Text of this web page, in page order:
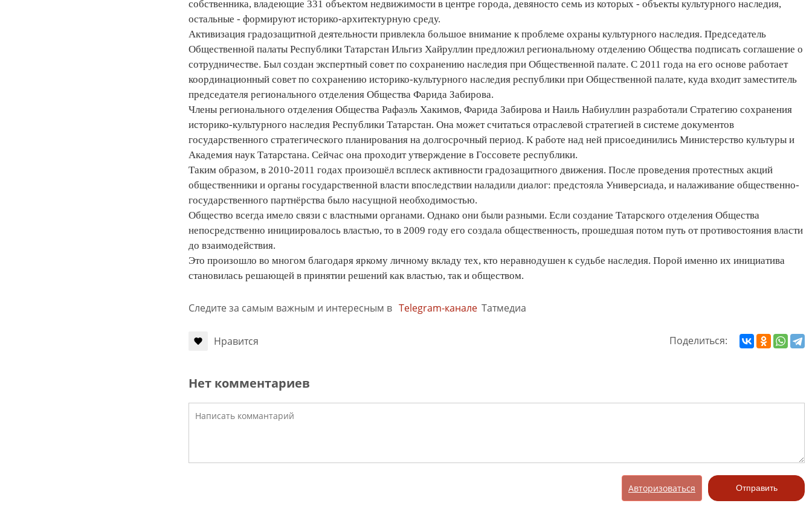
собственника, владеющие 331 объектом недвижимости в центре города, девяносто семь из которых - объекты культурного наследия,
остальные - формируют историко-архитектурную среду.
Активизация градозащитной деятельности привлекла большое внимание к проблеме охраны культурного наследия. Председатель
Общественной палаты Республики Татарстан Ильгиз Хайруллин предложил региональному отделению Общества подписать соглашение о
сотрудничестве. Был создан экспертный совет по сохранению наследия при Общественной палате. С 2011 года на его основе работает
координационный совет по сохранению историко-культурного наследия республики при Общественной палате, куда входит заместитель
председателя регионального отделения Общества Фарида Забирова.
Члены регионального отделения Общества Рафаэль Хакимов, Фарида Забирова и Наиль Набиуллин разработали Стратегию сохранения
историко-культурного наследия Республики Татарстан. Она может считаться отраслевой стратегией в системе документов
государственного стратегического планирования на долгосрочный период. К работе над ней присоединились Министерство культуры и
Академия наук Татарстана. Сейчас она проходит утверждение в Госсовете республики.
Таким образом, в 2010-2011 годах произошёл всплеск активности градозащитного движения. После проведения протестных акций
общественники и органы государственной власти впоследствии наладили диалог: предстояла Универсиада, и налаживание общественно-
государственного партнёрства было насущной необходимостью.
Общество всегда имело связи с властными органами. Однако они были разными. Если создание Татарского отделения Общества
непосредственно инициировалось властью, то в 2009 году его создала общественность, прошедшая потом путь от противостояния власти
до взаимодействия.
Это произошло во многом благодаря яркому личному вкладу тех, кто неравнодушен к судьбе наследия. Порой именно их инициатива
становилась решающей в принятии решений как властью, так и обществом.
Следите за самым важным и интересным в Telegram-канале Татмедиа
Нравится Поделиться:
Нет комментариев
Авторизоваться Отправить